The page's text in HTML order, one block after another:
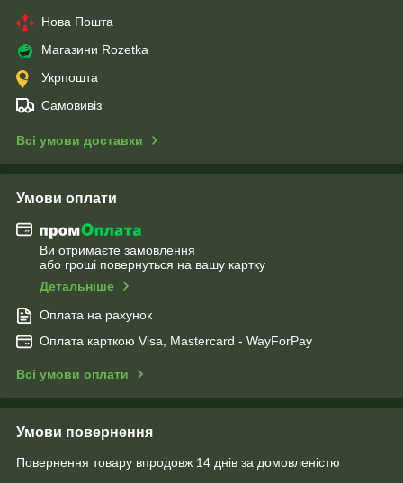
Нова Пошта
Магазини Rozetka
Укрпошта
Самовивіз
Всі умови доставки
Умови оплати
Ви отримаєте замовлення
або гроші повернуться на вашу картку
Детальніше
Оплата на рахунок
Оплата карткою Visa, Mastercard - WayForPay
Всі умови оплати
Умови повернення
Повернення товару впродовж 14 днів за домовленістю